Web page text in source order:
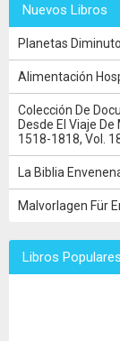
Nuevos Libros
Planetas
Alimentación
Colección De
Desde El Viaje
1518-1818, Vol.
La Biblia
Malvorlagen Für
Libros Populares